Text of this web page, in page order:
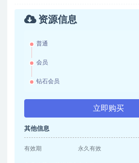
资源信息
普通
会员
钻石会员
立即购买
其他信息
有效期 永久有效